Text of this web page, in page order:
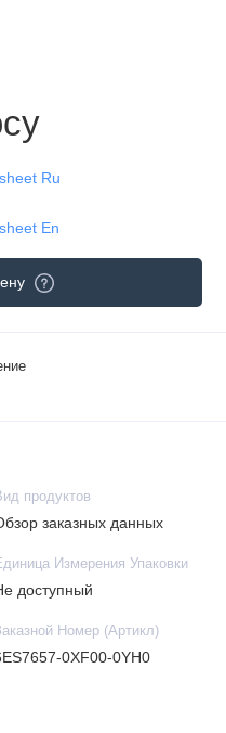
Ru
En
продуктов
заказных данных
Измерения Упаковки
доступный
Номер (Артикл)
0XF00-0YH0